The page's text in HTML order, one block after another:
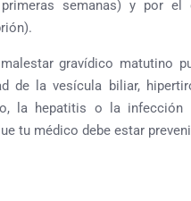
semanas) y por el
gravídico matutino
de la vesícula biliar,
la hepatitis o la infección
tu médico debe estar